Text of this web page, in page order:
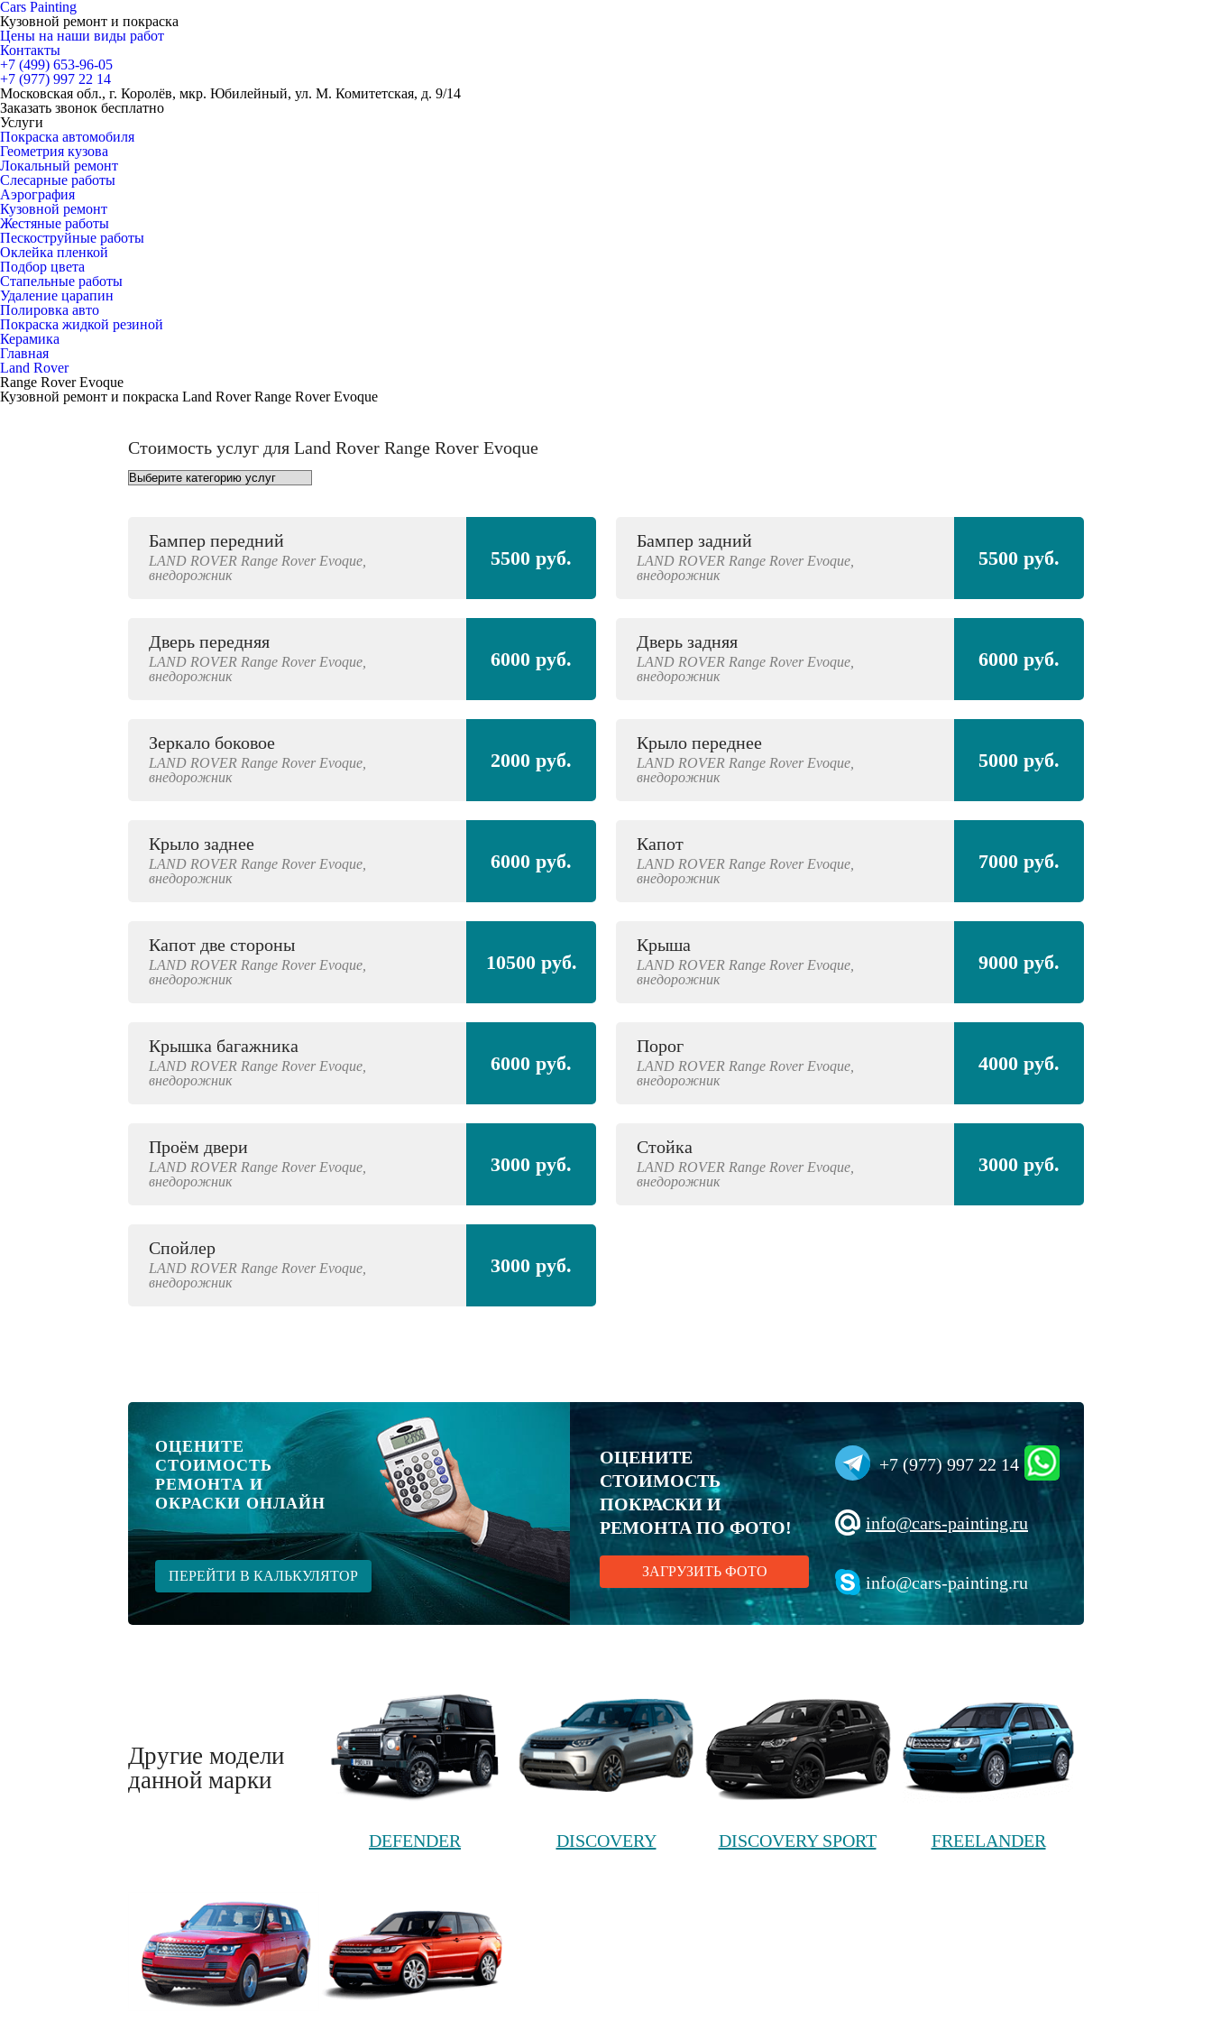
Cars Painting
Кузовной ремонт и покраска
Цены на наши виды работ
Контакты
+7 (499) 653-96-05
+7 (977) 997 22 14
Московская обл., г. Королёв, мкр. Юбилейный, ул. М. Комитетская, д. 9/14
Заказать звонок бесплатно
Услуги
Покраска автомобиля
Геометрия кузова
Локальный ремонт
Слесарные работы
Аэрография
Кузовной ремонт
Жестяные работы
Пескоструйные работы
Оклейка пленкой
Подбор цвета
Стапельные работы
Удаление царапин
Полировка авто
Покраска жидкой резиной
Керамика
Главная
Land Rover
Range Rover Evoque
Кузовной ремонт и покраска Land Rover Range Rover Evoque
Стоимость услуг для Land Rover Range Rover Evoque
Бампер передний
LAND ROVER Range Rover Evoque,
внедорожник
5500 руб.
Бампер задний
LAND ROVER Range Rover Evoque,
внедорожник
5500 руб.
Дверь передняя
LAND ROVER Range Rover Evoque,
внедорожник
6000 руб.
Дверь задняя
LAND ROVER Range Rover Evoque,
внедорожник
6000 руб.
Зеркало боковое
LAND ROVER Range Rover Evoque,
внедорожник
2000 руб.
Крыло переднее
LAND ROVER Range Rover Evoque,
внедорожник
5000 руб.
Крыло заднее
LAND ROVER Range Rover Evoque,
внедорожник
6000 руб.
Капот
LAND ROVER Range Rover Evoque,
внедорожник
7000 руб.
Капот две стороны
LAND ROVER Range Rover Evoque,
внедорожник
10500 руб.
Крыша
LAND ROVER Range Rover Evoque,
внедорожник
9000 руб.
Крышка багажника
LAND ROVER Range Rover Evoque,
внедорожник
6000 руб.
Порог
LAND ROVER Range Rover Evoque,
внедорожник
4000 руб.
Проём двери
LAND ROVER Range Rover Evoque,
внедорожник
3000 руб.
Стойка
LAND ROVER Range Rover Evoque,
внедорожник
3000 руб.
Спойлер
LAND ROVER Range Rover Evoque,
внедорожник
3000 руб.
ОЦЕНИТЕ
СТОИМОСТЬ
РЕМОНТА И
ОКРАСКИ ОНЛАЙН
ПЕРЕЙТИ В КАЛЬКУЛЯТОР
ОЦЕНИТЕ
СТОИМОСТЬ
ПОКРАСКИ И
РЕМОНТА ПО ФОТО!
ЗАГРУЗИТЬ ФОТО
+7 (977) 997 22 14
info@cars-painting.ru
info@cars-painting.ru
Другие модели
данной марки
DEFENDER DISCOVERY DISCOVERY SPORT FREELANDER